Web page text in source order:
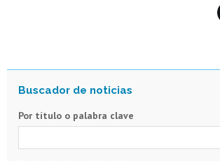
Por título o palabra clave